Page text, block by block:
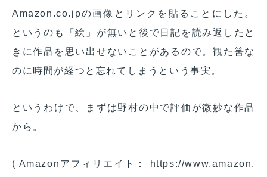
Amazon.co.jpの画像とリンクを貼ることにした。
というのも「絵」が無いと後で日記を読み返したと
きに作品を思い出せないことがあるので。観た筈な
のに時間が経つと忘れてしまうという事実。
というわけで、まずは野村の中で評価が微妙な作品
から。
( Amazonアフィリエイト：
https://www.amazon.